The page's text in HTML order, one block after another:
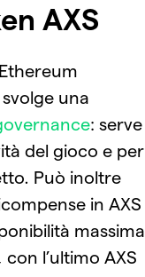
AXS
una
: serve
del gioco e per
Può inoltre
in AXS
massima
l’ultimo AXS